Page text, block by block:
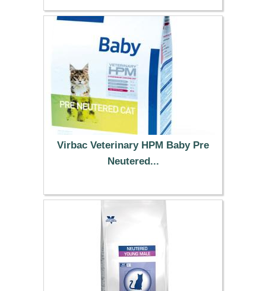
13.99 €
Virbac Veterinary HPM Baby Pre
Neutered...
18.99 €